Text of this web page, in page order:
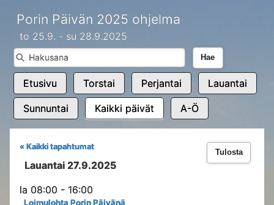
Porin Päivän 2025 ohjelma
to 25.9. - su 28.9.2025
Hae
Etusivu Torstai Perjantai Lauantai
Sunnuntai Kaikki päivät A-Ö
Tulosta
« Kaikki tapahtumat
Lauantai 27.9.2025
la 08:00 - 16:00
Loimulohta Porin Päivänä